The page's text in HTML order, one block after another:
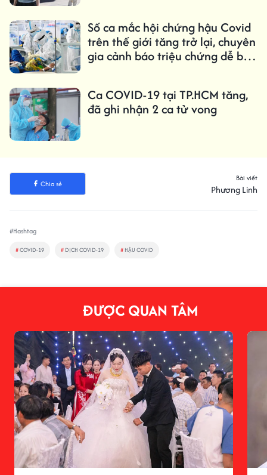
Số ca mắc hội chứng hậu Covid
trên thế giới tăng trở lại, chuyên
gia cảnh báo triệu chứng dễ bị
Ca COVID-19 tại TP.HCM tăng,
đã ghi nhận 2 ca tử vong
Chia sẻ
Bài viết
Phương Linh
#Hashtag
#COVID-19 # DỊCH COVID-19 # HẬU COVID
ĐƯỢC QUAN TÂM